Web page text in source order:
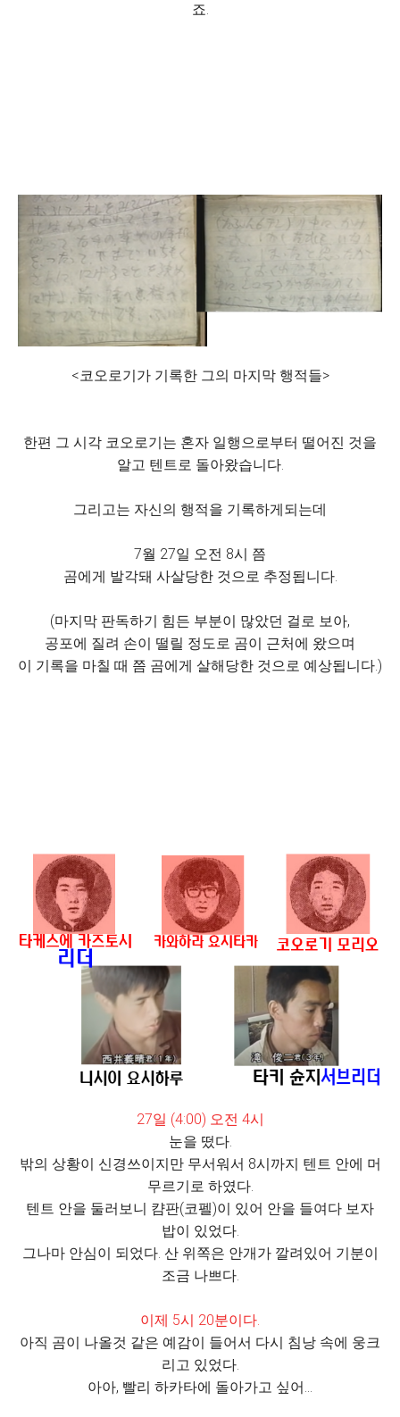
죠.
<코오로기가 기록한 그의 마지막 행적들>
한편 그 시각 코오로기는 혼자 일행으로부터 떨어진 것을
알고 텐트로 돌아왔습니다.
그리고는 자신의 행적을 기록하게되는데
7월 27일 오전 8시 쯤
곰에게 발각돼 사살당한 것으로 추정됩니다.
(마지막 판독하기 힘든 부분이 많았던 걸로 보아,
공포에 질려 손이 떨릴 정도로 곰이 근처에 왔으며
이 기록을 마칠 때 쯤 곰에게 살해당한 것으로 예상됩니다.)
27일 (4:00) 오전 4시
눈을 떴다.
밖의 상황이 신경쓰이지만 무서워서 8시까지 텐트 안에 머
무르기로 하였다.
텐트 안을 둘러보니 캼판(코펠)이 있어 안을 들여다 보자
밥이 있었다.
그나마 안심이 되었다. 산 위쪽은 안개가 깔려있어 기분이
조금 나쁘다.
이제 5시 20분이다.
아직 곰이 나올것 같은 예감이 들어서 다시 침낭 속에 웅크
리고 있었다.
아아, 빨리 하카타에 돌아가고 싶어...